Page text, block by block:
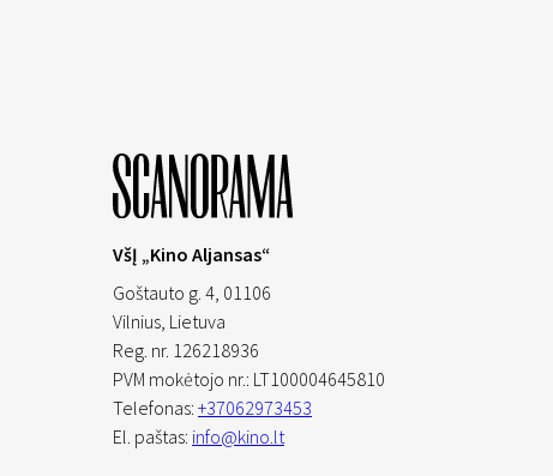
VšĮ „Kino Aljansas“
Goštauto g. 4, 01106
Vilnius, Lietuva
Reg. nr. 126218936
PVM mokėtojo nr.: LT100004645810
Telefonas: +37062973453
El. paštas: info@kino.lt